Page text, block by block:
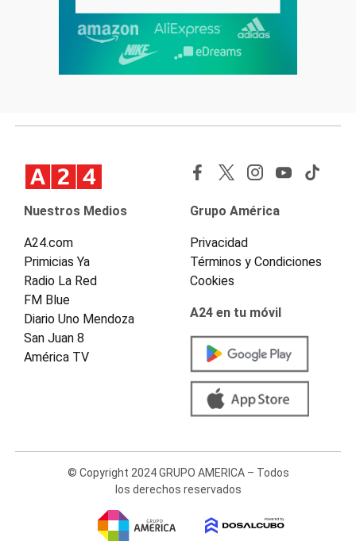
Nuestros Medios
A24.com
Primicias Ya
Radio La Red
FM Blue
Diario Uno Mendoza
San Juan 8
América TV
Grupo América
Privacidad
Términos y Condiciones
Cookies
A24 en tu móvil
© Copyright 2024 GRUPO AMERICA – Todos
los derechos reservados